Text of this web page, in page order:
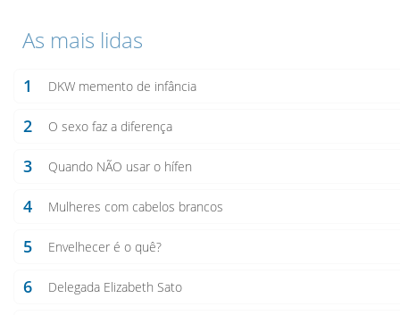
As mais lidas
1 DKW memento de infância
2 O sexo faz a diferença
3 Quando NÃO usar o hífen
4 Mulheres com cabelos brancos
5 Envelhecer é o quê?
6 Delegada Elizabeth Sato